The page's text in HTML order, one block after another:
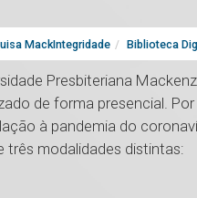
MackIntegridade Biblioteca
Presbiteriana
de forma presencial.
à pandemia do
três modalidades distintas: